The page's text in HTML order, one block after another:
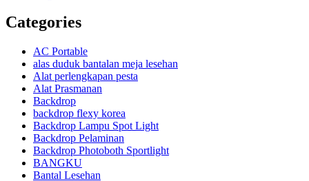
Categories
AC Portable
alas duduk bantalan meja lesehan
Alat perlengkapan pesta
Alat Prasmanan
Backdrop
backdrop flexy korea
Backdrop Lampu Spot Light
Backdrop Pelaminan
Backdrop Photoboth Sportlight
BANGKU
Bantal Lesehan